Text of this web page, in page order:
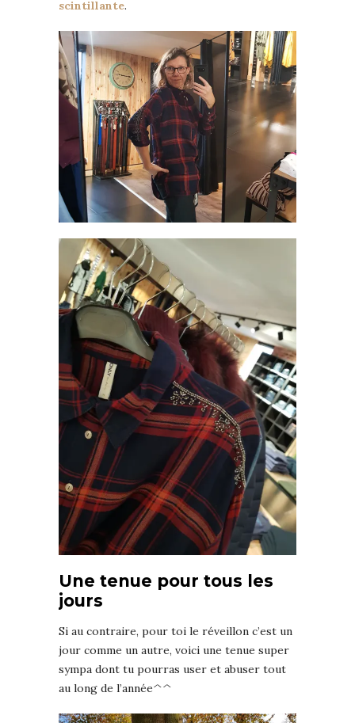
scintillante.
Une tenue pour tous les
jours
Si au contraire, pour toi le réveillon c’est un
jour comme un autre, voici une tenue super
sympa dont tu pourras user et abuser tout
au long de l’année^^